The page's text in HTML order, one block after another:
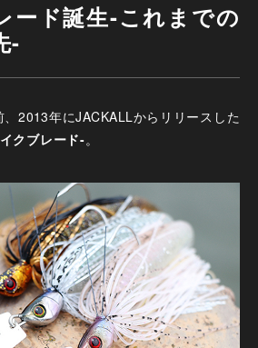
ード誕生-これまでの
-
2013年にJACKALLからリリースした
クブレード-。